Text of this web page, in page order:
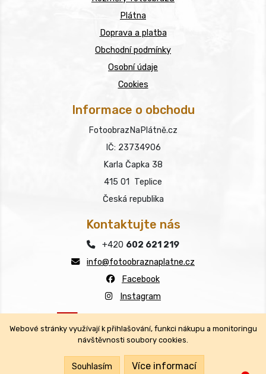
Kontaktujte nás
+420 602 621 219
info@fotoobraznaplatne.cz
Facebook
Instagram
Všechna práva vyhrazena.
Plátna
Doprava a platba
Obchodní podmínky
Osobní údaje
Cookies
Informace o obchodu
FotoobrazNaPlátně.cz
IČ: 23734906
Karla Čapka 38
415 01 Teplice
Česká republika
Webové stránky využívají k přihlašování, funkci nákupu a monitoringu
návštěvnosti soubory cookies.
Souhlasím Více informací